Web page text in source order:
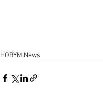
HOBYM News